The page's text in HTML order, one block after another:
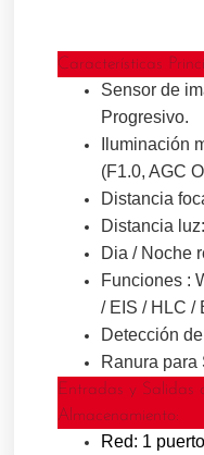
Características
Sensor de
Progresivo.
Iluminación
(F1.0, AGC
Distancia
Distancia
Dia / Noche
Funciones :
/ EIS / HLC /
Detección
Ranura para
Entradas y
Almacenamiento:
Red: 1